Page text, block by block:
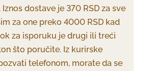
. Iznos dostave je 370 RSD za sve
za one preko 4000 RSD kad
za isporuku je drugi ili treći
što poručite. Iz kurirske
telefonom, morate da se